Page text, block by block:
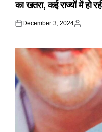
का खतरा, कई राज्यों में हो
Posted
December 3, 2024
Posted